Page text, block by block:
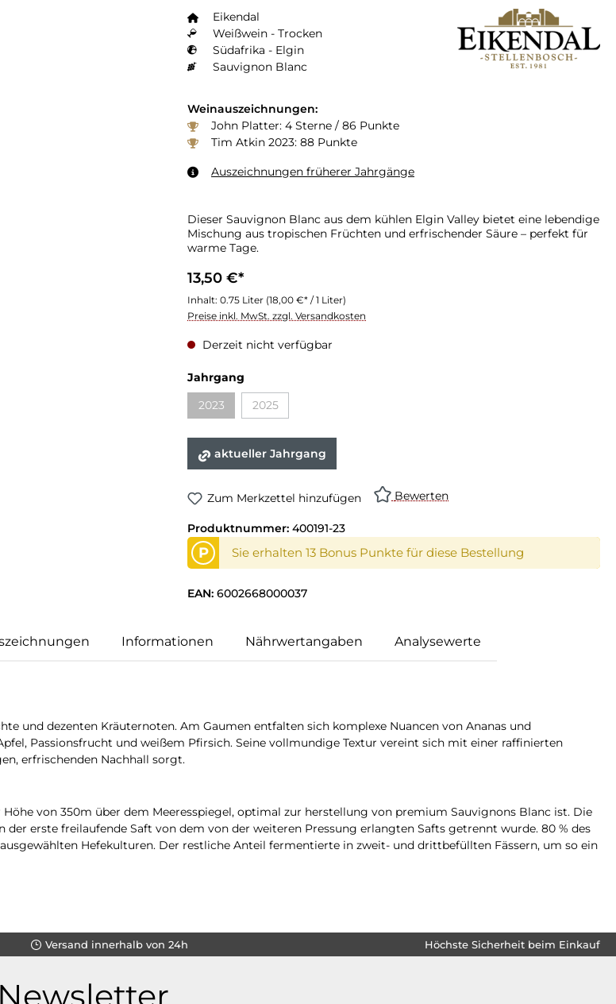
Eikendal
Weißwein - Trocken
Südafrika - Elgin
Sauvignon Blanc
Weinauszeichnungen:
John Platter: 4 Sterne / 86 Punkte
Tim Atkin 2023: 88 Punkte
Auszeichnungen früherer Jahrgänge
Dieser Sauvignon Blanc aus dem kühlen Elgin Valley bietet eine lebendige
Mischung aus tropischen Früchten und erfrischender Säure – perfekt für
warme Tage.
13,50 €*
Inhalt: 0.75 Liter (18,00 €* / 1 Liter)
Preise inkl. MwSt. zzgl. Versandkosten
Derzeit nicht verfügbar
Jahrgang
2023
2025
aktueller Jahrgang
Zum Merkzettel hinzufügen Bewerten
Produktnummer: 400191-23
P Sie erhalten 13 Bonus Punkte für diese Bestellung
EAN: 6002668000037
Informationen Nährwertangaben Analysewerte
und dezenten Kräuternoten. Am Gaumen entfalten sich komplexe Nuancen von Ananas und
Passionsfrucht und weißem Pfirsich. Seine vollmundige Textur vereint sich mit einer raffinierten
erfrischenden Nachhall sorgt.
von 350m über dem Meeresspiegel, optimal zur herstellung von premium Sauvignons Blanc ist. Die
erste freilaufende Saft von dem von der weiteren Pressung erlangten Safts getrennt wurde. 80 % des
Hefekulturen. Der restliche Anteil fermentierte in zweit- und drittbefüllten Fässern, um so ein
Versand innerhalb von 24h Höchste Sicherheit beim Einkauf
Newsletter